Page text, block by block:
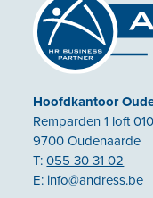
Hoofdkantoor
Remparden 1 loft
9700 Oudenaarde
T:055 30 31 02
E: info@andress.be